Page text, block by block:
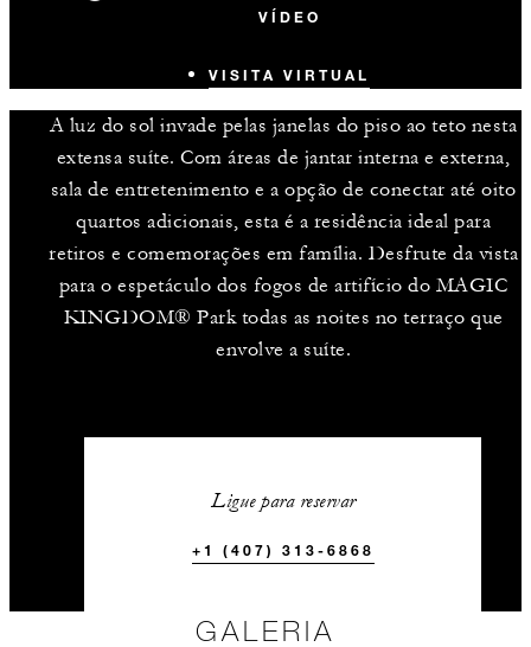
VÍDEO
VISITA VIRTUAL
A luz do sol invade pelas janelas do piso ao teto nesta
extensa suíte. Com áreas de jantar interna e externa,
sala de entretenimento e a opção de conectar até oito
quartos adicionais, esta é a residência ideal para
retiros e comemorações em família. Desfrute da vista
para o espetáculo dos fogos de artifício do MAGIC
KINGDOM® Park todas as noites no terraço que
envolve a suíte.
Ligue para reservar
+1 (407) 313-6868
GALERIA